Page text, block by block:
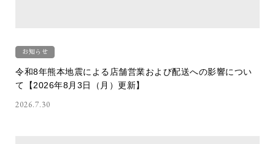
お知らせ
令和8年熊本地震による店舗営業および配送への影響につい
て【2026年8月3日（月）更新】
2026.7.30